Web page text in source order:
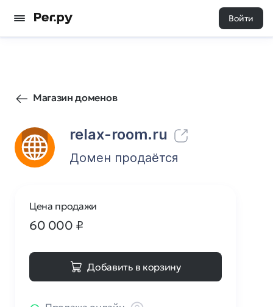
Войти
Магазин доменов
relax-room.ru
6 0
Домен продаётся
Цена продажи
60 000 ₽
Добавить в корзину